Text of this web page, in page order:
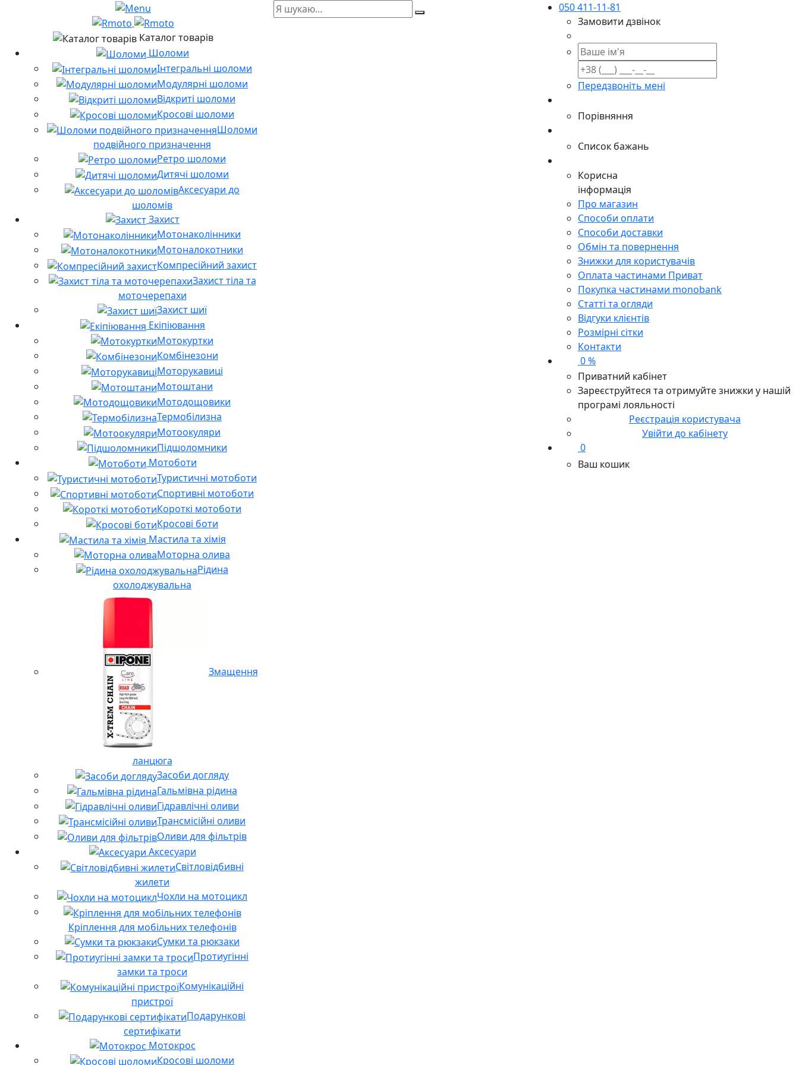
Каталог товарів
Шоломи
Інтегральні шоломи
Модулярні шоломи
Відкриті шоломи
Кросові шоломи
Шоломи
подвійного призначення
Ретро шоломи
Дитячі шоломи
Аксесуари до
шоломів
Захист
Мотонаколінники
Мотоналокотники
Компресійний захист
Захист тіла та
моточерепахи
Захист шиї
Екіпіювання
Мотокуртки
Комбінезони
Моторукавиці
Мотоштани
Мотодощовики
Термобілизна
Мотоокуляри
Підшоломники
Мотоботи
Туристичні мотоботи
Спортивні мотоботи
Короткі мотоботи
Кросові боти
Мастила та хімія
Моторна олива
Рідина
охолоджувальна
Змащення
ланцюга
Засоби догляду
Гальмівна рідина
Гідравлічні оливи
Трансмісійні оливи
Оливи для фільтрів
Аксесуари
Світловідбивні
жилети
Чохли на мотоцикл
Кріплення для мобільних телефонів
Сумки та рюкзаки
Протиугінні
замки та троси
Комунікаційні
пристрої
Подарункові
сертифікати
Мотокрос
Кросові шоломи
050 411-11-81
Замовити дзвінок
Передзвоніть мені
Порівняння
Список бажань
Корисна
інформація
Про магазин
Способи оплати
Способи доставки
Обмін та повернення
Знижки для користувачів
Оплата частинами Приват
Покупка частинами monobank
Статті та огляди
Відгуки клієнтів
Розмірні сітки
Контакти
0 %
Приватний кабінет
Зареєструйтеся та отримуйте знижки у нашій
програмі лояльності
Реєстрація користувача
Увійти до кабінету
0
Ваш кошик